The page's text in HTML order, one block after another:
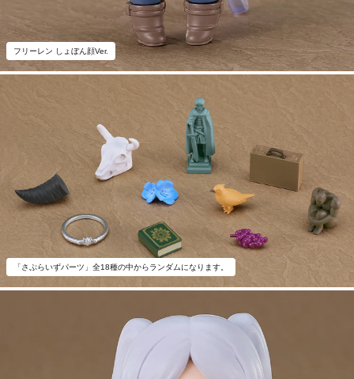
フリーレン しょぼん顔Ver.
「さぷらいずパーツ」全18種の中からランダムになります。